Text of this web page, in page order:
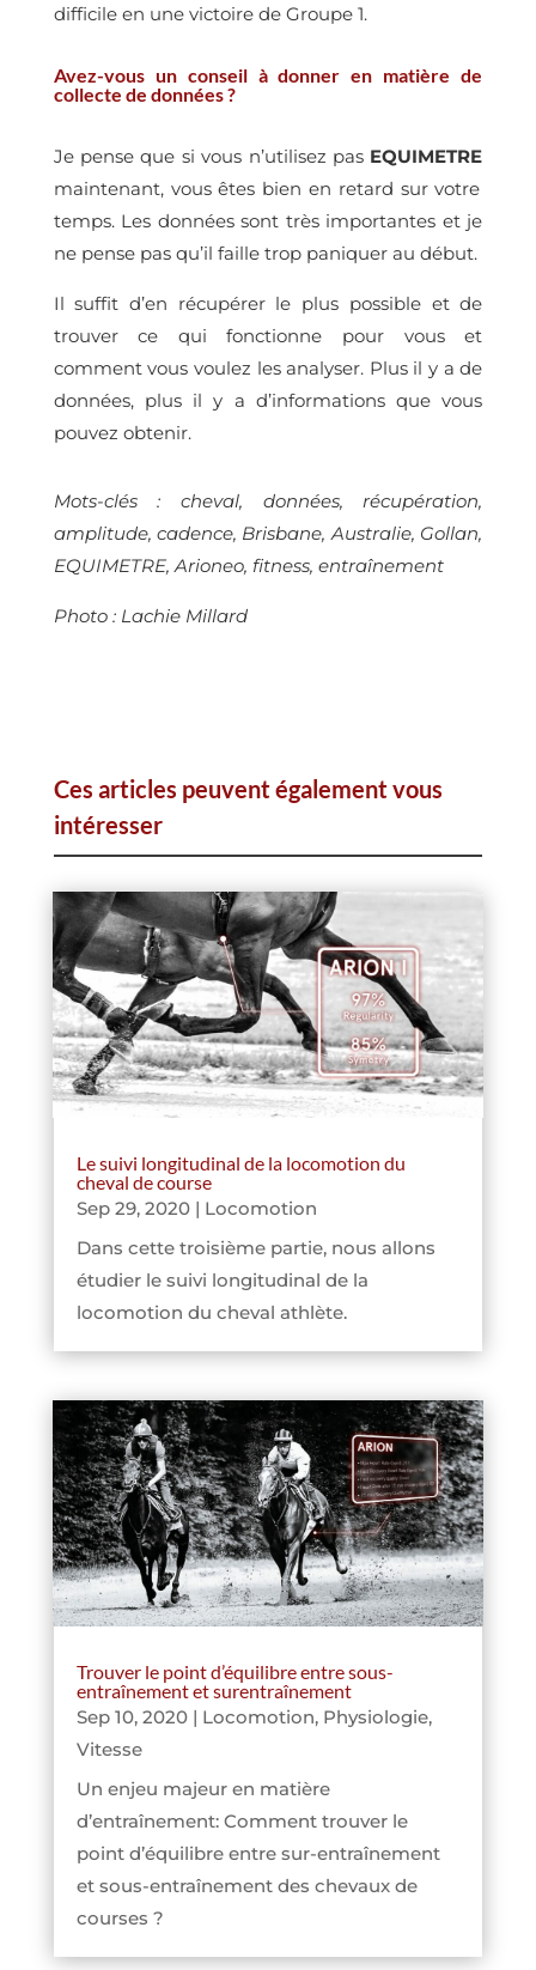
difficile en une victoire de Groupe 1.
Avez-vous un conseil à donner en matière de
collecte de données ?
Je pense que si vous n’utilisez pas EQUIMETRE
maintenant, vous êtes bien en retard sur votre
temps. Les données sont très importantes et je
ne pense pas qu’il faille trop paniquer au début.
Il suffit d’en récupérer le plus possible et de
trouver ce qui fonctionne pour vous et
comment vous voulez les analyser. Plus il y a de
données, plus il y a d’informations que vous
pouvez obtenir.
Mots-clés : cheval, données, récupération,
amplitude, cadence, Brisbane, Australie, Gollan,
EQUIMETRE, Arioneo, fitness, entraînement
Photo : Lachie Millard
Ces articles peuvent également vous
intéresser
Le suivi longitudinal de la locomotion du
cheval de course
Sep 29, 2020| Locomotion
Dans cette troisième partie, nous allons
étudier le suivi longitudinal de la
locomotion du cheval athlète.
Trouver le point d’équilibre entre sous-
entraînement et surentraînement
Sep 10, 2020| Locomotion, Physiologie,
Vitesse
Un enjeu majeur en matière
d’entraînement: Comment trouver le
point d’équilibre entre sur-entraînement
et sous-entraînement des chevaux de
courses ?